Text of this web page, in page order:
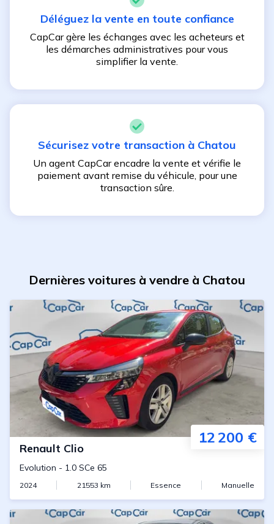
Déléguez la vente en toute confiance
CapCar gère les échanges avec les acheteurs et
les démarches administratives pour vous
simplifier la vente.
Sécurisez votre transaction à Chatou
Un agent CapCar encadre la vente et vérifie le
paiement avant remise du véhicule, pour une
transaction sûre.
Dernières voitures à vendre à Chatou
12 200 €
Renault Clio
Evolution - 1.0 SCe 65
2024 21553 km Essence Manuelle